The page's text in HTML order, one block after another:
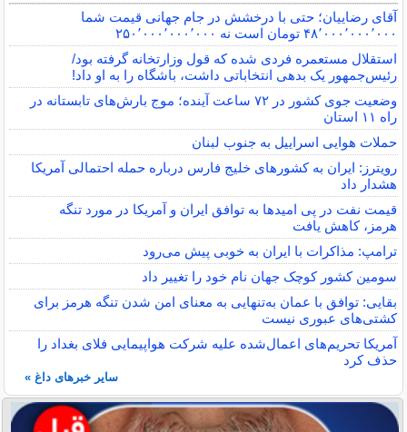
آقای رضاییان؛ حتی با درخشش در جام جهانی قیمت شما
۴۸٬۰۰۰٬۰۰۰٬۰۰۰ تومان است نه ۲۵۰٬۰۰۰٬۰۰۰٬۰۰۰
استقلال مستعمره فردی شده که قول وزارتخانه گرفته بود/
رئیس‌جمهور یک بدهی انتخاباتی داشت، باشگاه را به او داد!
وضعیت جوی کشور در ۷۲ ساعت آینده؛ موج بارش‌های تابستانه در
راه ۱۱ استان
حملات هوایی اسراییل به جنوب لبنان
رویترز: ایران به کشورهای خلیج فارس درباره حمله احتمالی آمریکا
هشدار داد
قیمت نفت در پی امیدها به توافق ایران و آمریکا در مورد تنگه
هرمز، کاهش یافت
ترامپ: مذاکرات با ایران به خوبی پیش می‌رود
سومین کشور کوچک جهان نام خود را تغییر داد
بقایی: توافق با عمان به‌تنهایی به معنای امن شدن تنگه هرمز برای
کشتی‌های عبوری نیست
آمریکا تحریم‌های اعمال‌شده علیه شرکت هواپیمایی فلای بغداد را
حذف کرد
سایر خبرهای داغ »